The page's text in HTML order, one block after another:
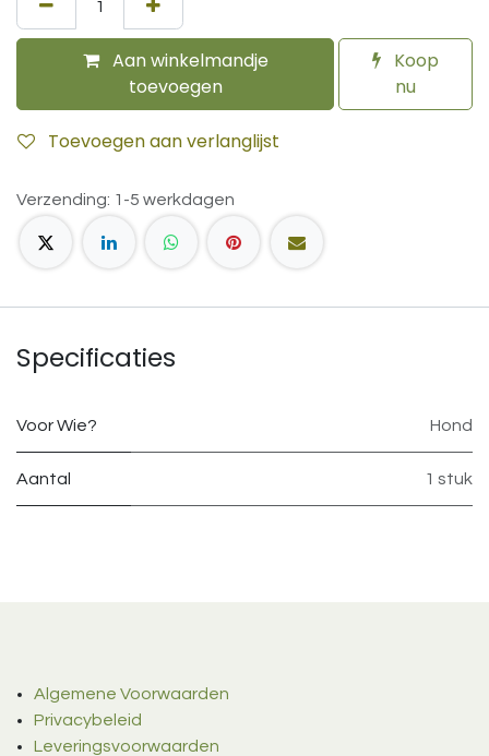
Aan winkelmandje
toevoegen
Koop
nu
Toevoegen aan verlanglijst
Verzending: 1-5 werkdagen
Specificaties
Voor Wie? Hond
Aantal 1 stuk
Algemene Voorwaarden
Privacybeleid
Leveringsvoorwaarden